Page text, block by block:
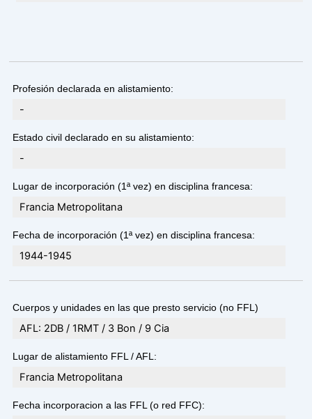
Profesión declarada en alistamiento:
-
Estado civil declarado en su alistamiento:
-
Lugar de incorporación (1ª vez) en disciplina francesa:
Francia Metropolitana
Fecha de incorporación (1ª vez) en disciplina francesa:
1944-1945
Cuerpos y unidades en las que presto servicio (no FFL)
AFL: 2DB / 1RMT / 3 Bon / 9 Cia
Lugar de alistamiento FFL / AFL:
Francia Metropolitana
Fecha incorporacion a las FFL (o red FFC):